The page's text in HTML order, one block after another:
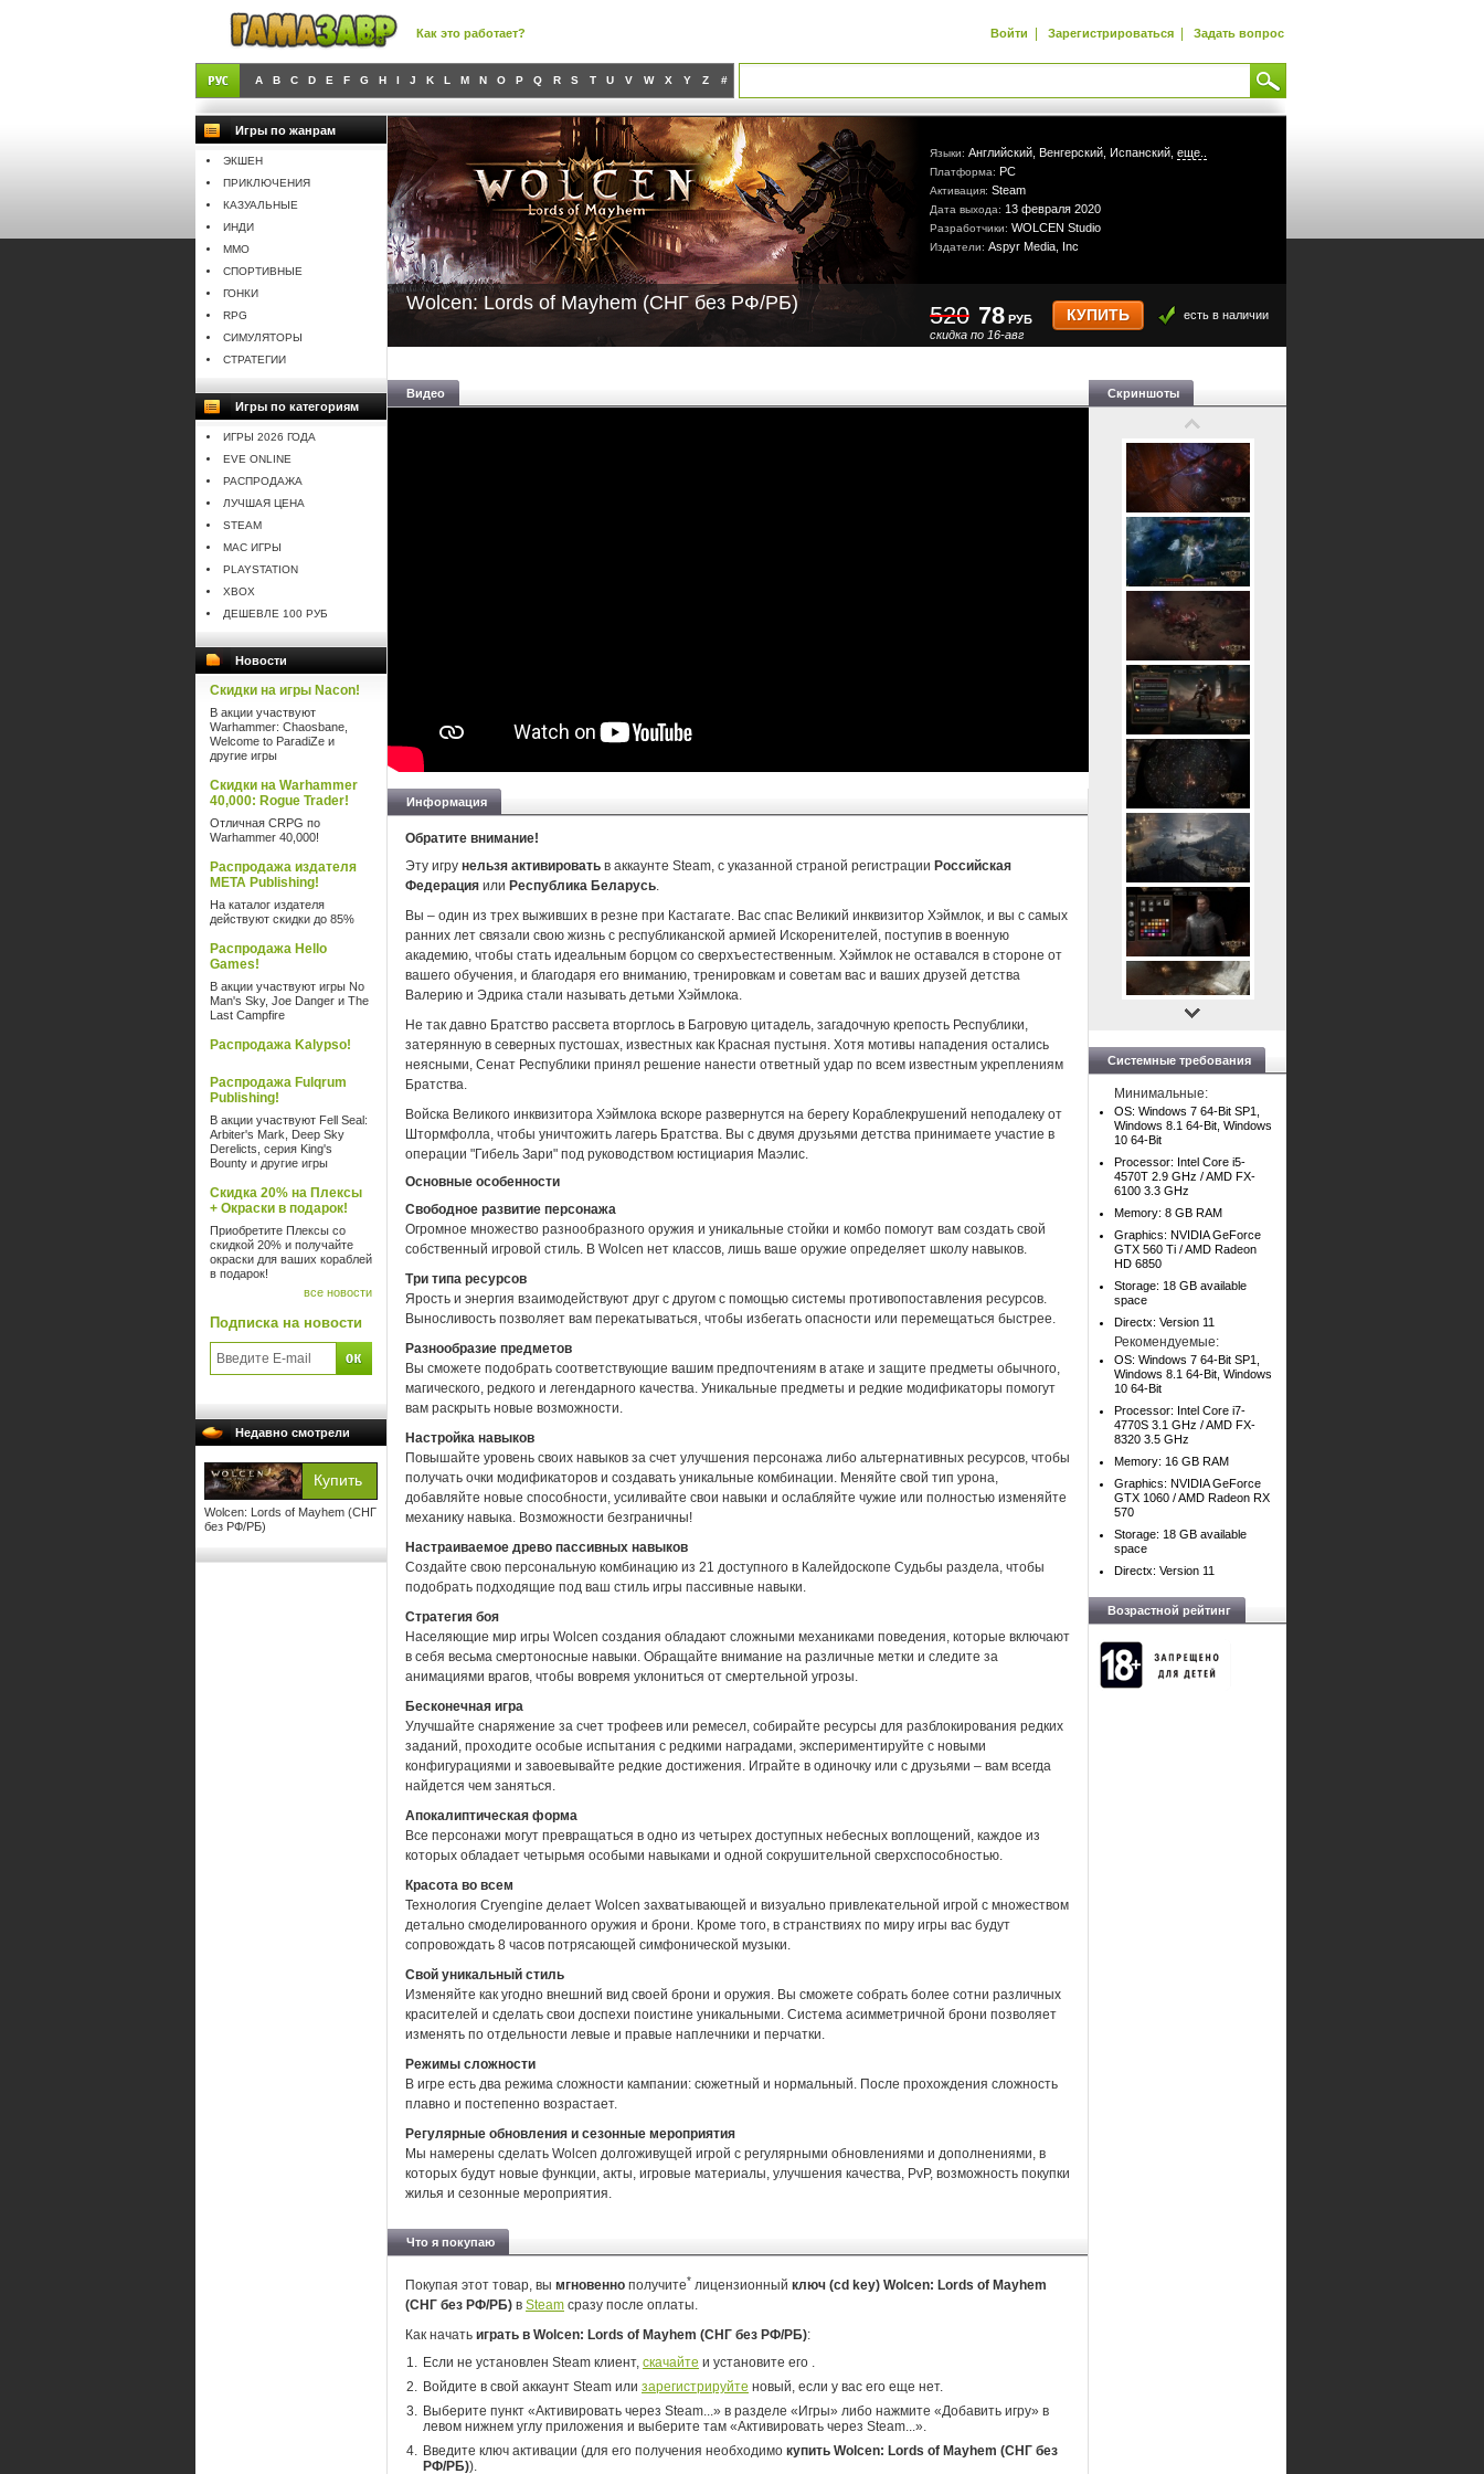
Как это работает? Войти | Зарегистрироваться | Задать вопрос
A B C D E F G H I J K L M N O P Q R S T U V W X Y Z #
Игры по жанрам
ЭКШЕН
ПРИКЛЮЧЕНИЯ
КАЗУАЛЬНЫЕ
ИНДИ
MMO
СПОРТИВНЫЕ
ГОНКИ
RPG
СИМУЛЯТОРЫ
СТРАТЕГИИ
Игры по категориям
ИГРЫ 2026 ГОДА
EVE ONLINE
РАСПРОДАЖА
ЛУЧШАЯ ЦЕНА
STEAM
MAC ИГРЫ
PLAYSTATION
XBOX
ДЕШЕВЛЕ 100 РУБ
Новости
Скидки на игры Nacon!
В акции участвуют
Warhammer: Chaosbane,
Welcome to ParadiZe и
другие игры
Скидки на Warhammer
40,000: Rogue Trader!
Отличная CRPG по
Warhammer 40,000!
Распродажа издателя
META Publishing!
На каталог издателя
действуют скидки до 85%
Распродажа Hello
Games!
В акции участвуют игры No
Man's Sky, Joe Danger и The
Last Campfire
Распродажа Kalypso!
Распродажа Fulqrum
Publishing!
В акции участвуют Fell Seal:
Arbiter's Mark, Deep Sky
Derelicts, серия King's
Bounty и другие игры
Скидка 20% на Плексы
+ Окраски в подарок!
Приобретите Плексы со
скидкой 20% и получайте
окраски для ваших кораблей
в подарок!
все новости
Подписка на новости
Недавно смотрели
Wolcen: Lords of Mayhem (СНГ
без РФ/РБ)
Языки: Английский, Венгерский, Испанский, еще..
Платформа: PC
Активация: Steam
Дата выхода: 13 февраля 2020
Разработчики: WOLCEN Studio
Издатели: Aspyr Media, Inc
Wolcen: Lords of Mayhem (СНГ без РФ/РБ) 520
скидка по 16-авг
78 РУБ КУПИТЬ есть в наличии
Видео
Информация
Обратите внимание!
Эту игру нельзя активировать в аккаунте Steam, с указанной страной регистрации Российская
Федерация или Республика Беларусь.
Вы – один из трех выживших в резне при Кастагате. Вас спас Великий инквизитор Хэймлок, и вы с самых
ранних лет связали свою жизнь с республиканской армией Искоренителей, поступив в военную
академию, чтобы стать идеальным борцом со сверхъестественным. Хэймлок не оставался в стороне от
вашего обучения, и благодаря его вниманию, тренировкам и советам вас и ваших друзей детства
Валерию и Эдрика стали называть детьми Хэймлока.
Не так давно Братство рассвета вторглось в Багровую цитадель, загадочную крепость Республики,
затерянную в северных пустошах, известных как Красная пустыня. Хотя мотивы нападения остались
неясными, Сенат Республики принял решение нанести ответный удар по всем известным укреплениям
Братства.
Войска Великого инквизитора Хэймлока вскоре развернутся на берегу Кораблекрушений неподалеку от
Штормфолла, чтобы уничтожить лагерь Братства. Вы с двумя друзьями детства принимаете участие в
операции "Гибель Зари" под руководством юстициария Маэлис.
Основные особенности
Свободное развитие персонажа
Огромное множество разнообразного оружия и уникальные стойки и комбо помогут вам создать свой
собственный игровой стиль. В Wolcen нет классов, лишь ваше оружие определяет школу навыков.
Три типа ресурсов
Ярость и энергия взаимодействуют друг с другом с помощью системы противопоставления ресурсов.
Выносливость позволяет вам перекатываться, чтобы избегать опасности или перемещаться быстрее.
Разнообразие предметов
Вы сможете подобрать соответствующие вашим предпочтениям в атаке и защите предметы обычного,
магического, редкого и легендарного качества. Уникальные предметы и редкие модификаторы помогут
вам раскрыть новые возможности.
Настройка навыков
Повышайте уровень своих навыков за счет улучшения персонажа либо альтернативных ресурсов, чтобы
получать очки модификаторов и создавать уникальные комбинации. Меняйте свой тип урона,
добавляйте новые способности, усиливайте свои навыки и ослабляйте чужие или полностью изменяйте
механику навыка. Возможности безграничны!
Настраиваемое древо пассивных навыков
Создайте свою персональную комбинацию из 21 доступного в Калейдоскопе Судьбы раздела, чтобы
подобрать подходящие под ваш стиль игры пассивные навыки.
Стратегия боя
Населяющие мир игры Wolcen создания обладают сложными механиками поведения, которые включают
в себя весьма смертоносные навыки. Обращайте внимание на различные метки и следите за
анимациями врагов, чтобы вовремя уклониться от смертельной угрозы.
Бесконечная игра
Улучшайте снаряжение за счет трофеев или ремесел, собирайте ресурсы для разблокирования редких
заданий, проходите особые испытания с редкими наградами, экспериментируйте с новыми
конфигурациями и завоевывайте редкие достижения. Играйте в одиночку или с друзьями – вам всегда
найдется чем заняться.
Апокалиптическая форма
Все персонажи могут превращаться в одно из четырех доступных небесных воплощений, каждое из
которых обладает четырьмя особыми навыками и одной сокрушительной сверхспособностью.
Красота во всем
Технология Cryengine делает Wolcen захватывающей и визуально привлекательной игрой с множеством
детально смоделированного оружия и брони. Кроме того, в странствиях по миру игры вас будут
сопровождать 8 часов потрясающей симфонической музыки.
Свой уникальный стиль
Изменяйте как угодно внешний вид своей брони и оружия. Вы сможете собрать более сотни различных
красителей и сделать свои доспехи поистине уникальными. Система асимметричной брони позволяет
изменять по отдельности левые и правые наплечники и перчатки.
Режимы сложности
В игре есть два режима сложности кампании: сюжетный и нормальный. После прохождения сложность
плавно и постепенно возрастает.
Регулярные обновления и сезонные мероприятия
Мы намерены сделать Wolcen долгоживущей игрой с регулярными обновлениями и дополнениями, в
которых будут новые функции, акты, игровые материалы, улучшения качества, PvP, возможность покупки
жилья и сезонные мероприятия.
Что я покупаю
Покупая этот товар, вы мгновенно получите* лицензионный ключ (cd key) Wolcen: Lords of Mayhem
(СНГ без РФ/РБ) в Steam сразу после оплаты.
Как начать играть в Wolcen: Lords of Mayhem (СНГ без РФ/РБ):
Если не установлен Steam клиент, скачайте и установите его .
Войдите в свой аккаунт Steam или зарегистрируйте новый, если у вас его еще нет.
Выберите пункт «Активировать через Steam...» в разделе «Игры» либо нажмите «Добавить игру» в
левом нижнем углу приложения и выберите там «Активировать через Steam...».
Введите ключ активации (для его получения необходимо купить Wolcen: Lords of Mayhem (СНГ без
РФ/РБ)).
Скриншоты
Системные требования
Минимальные:
OS: Windows 7 64-Bit SP1,
Windows 8.1 64-Bit, Windows
10 64-Bit
Processor: Intel Core i5-
4570T 2.9 GHz / AMD FX-
6100 3.3 GHz
Memory: 8 GB RAM
Graphics: NVIDIA GeForce
GTX 560 Ti / AMD Radeon
HD 6850
Storage: 18 GB available
space
Directx: Version 11
Рекомендуемые:
OS: Windows 7 64-Bit SP1,
Windows 8.1 64-Bit, Windows
10 64-Bit
Processor: Intel Core i7-
4770S 3.1 GHz / AMD FX-
8320 3.5 GHz
Memory: 16 GB RAM
Graphics: NVIDIA GeForce
GTX 1060 / AMD Radeon RX
570
Storage: 18 GB available
space
Directx: Version 11
Возрастной рейтинг